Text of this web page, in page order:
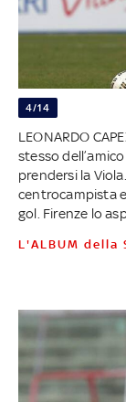
4/14
LEONARDO
stesso
prendersi la
centrocampista
gol. Firenze lo
L'ALBUM della